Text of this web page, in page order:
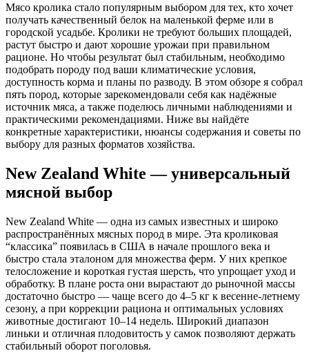
Мясо кролика стало популярным выбором для тех, кто хочет
получать качественный белок на маленькой ферме или в
городской усадьбе. Кролики не требуют больших площадей,
растут быстро и дают хорошие урожаи при правильном
рационе. Но чтобы результат был стабильным, необходимо
подобрать породу под ваши климатические условия,
доступность корма и планы по разводу. В этом обзоре я собрал
пять пород, которые зарекомендовали себя как надёжные
источник мяса, а также поделюсь личными наблюдениями и
практическими рекомендациями. Ниже вы найдёте
конкретные характеристики, нюансы содержания и советы по
выбору для разных форматов хозяйства.
New Zealand White — универсальный
мясной выбор
New Zealand White — одна из самых известных и широко
распространённых мясных пород в мире. Эта кроликовая
“классика” появилась в США в начале прошлого века и
быстро стала эталоном для множества ферм. У них крепкое
телосложение и короткая густая шерсть, что упрощает уход и
обработку. В плане роста они вырастают до рыночной массы
достаточно быстро — чаще всего до 4–5 кг к весенне-летнему
сезону, а при коррекции рациона и оптимальных условиях
животные достигают 10–14 недель. Широкий диапазон
линьки и отличная плодовитость у самок позволяют держать
стабильный оборот поголовья.